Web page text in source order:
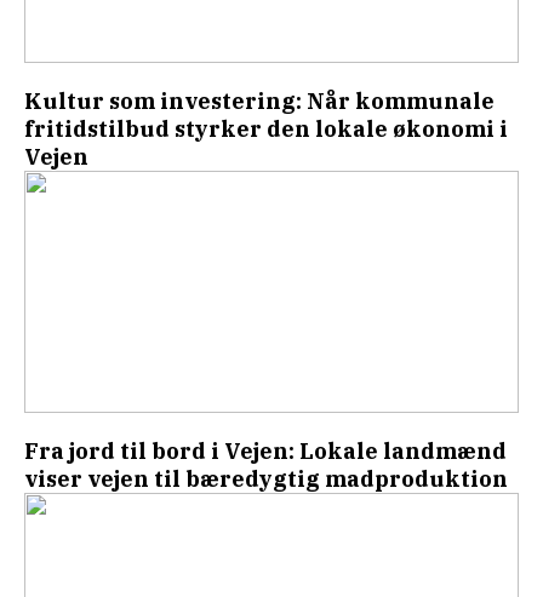
Kultur som investering: Når kommunale
fritidstilbud styrker den lokale økonomi i
Vejen
Fra jord til bord i Vejen: Lokale landmænd
viser vejen til bæredygtig madproduktion